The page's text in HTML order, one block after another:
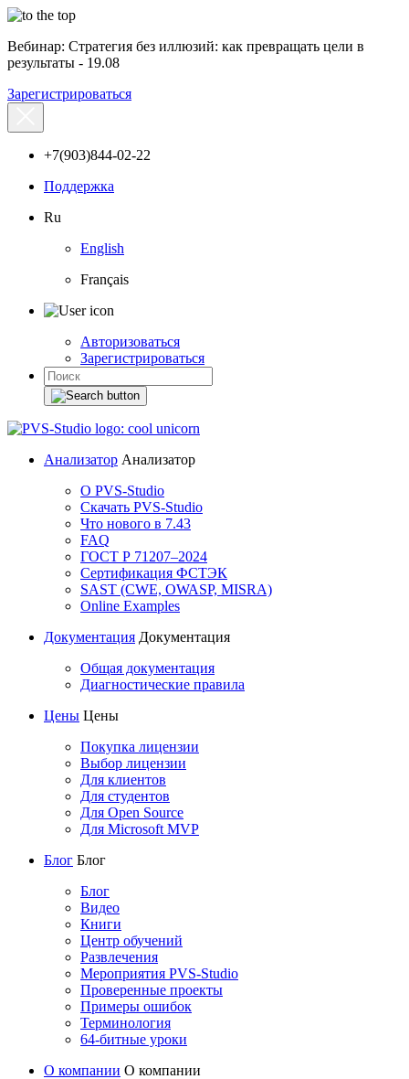
Вебинар: Стратегия без иллюзий: как превращать цели в
результаты - 19.08
Зарегистрироваться
+7(903)844-02-22
Поддержка
Ru
English
Français
Авторизоваться
Зарегистрироваться
Анализатор Анализатор
О PVS-Studio
Скачать PVS-Studio
Что нового в 7.43
FAQ
ГОСТ Р 71207–2024
Сертификация ФСТЭК
SAST (CWE, OWASP, MISRA)
Online Examples
Документация Документация
Общая документация
Диагностические правила
Цены Цены
Покупка лицензии
Выбор лицензии
Для клиентов
Для студентов
Для Open Source
Для Microsoft MVP
Блог Блог
Блог
Видео
Книги
Центр обучений
Развлечения
Мероприятия PVS-Studio
Проверенные проекты
Примеры ошибок
Терминология
64-битные уроки
О компании О компании